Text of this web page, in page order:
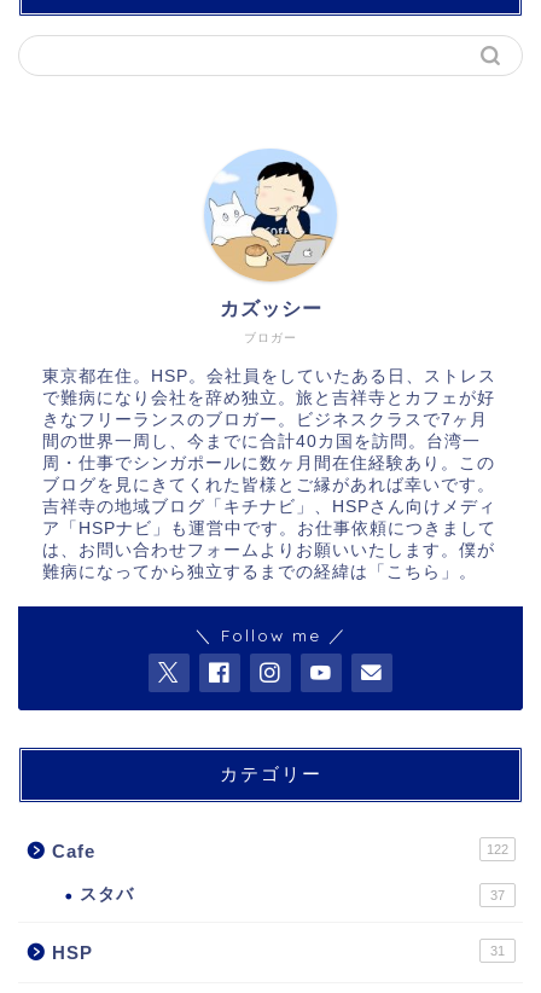
ブロガー
カズッシー
東京都在住。HSP。会社員をしていたある日、ストレス
で難病になり会社を辞め独立。旅と吉祥寺とカフェが好
きなフリーランスのブロガー。ビジネスクラスで7ヶ月
間の世界一周し、今までに合計40カ国を訪問。台湾一
周・仕事でシンガポールに数ヶ月間在住経験あり。この
ブログを見にきてくれた皆様とご縁があれば幸いです。
吉祥寺の地域ブログ「キチナビ」、HSPさん向けメディ
ア「HSPナビ」も運営中です。お仕事依頼につきまして
は、お問い合わせフォームよりお願いいたします。僕が
難病になってから独立するまでの経緯は「 こちら 」。
＼ Follow me ／
カテゴリー
Cafe 122
スタバ 37
HSP 31